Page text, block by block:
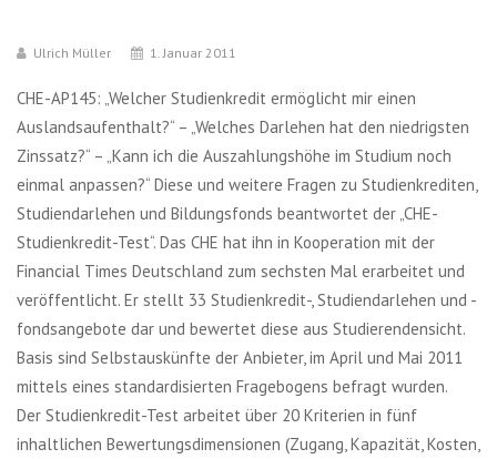
Ulrich Müller 1. Januar 2011
CHE-AP145: „Welcher Studienkredit ermöglicht mir einen
Auslandsaufenthalt?“ – „Welches Darlehen hat den niedrigsten
Zinssatz?“ – „Kann ich die Auszahlungshöhe im Studium noch
einmal anpassen?“ Diese und weitere Fragen zu Studienkrediten,
Studiendarlehen und Bildungsfonds beantwortet der „CHE-
Studienkredit-Test“. Das CHE hat ihn in Kooperation mit der
Financial Times Deutschland zum sechsten Mal erarbeitet und
veröffentlicht. Er stellt 33 Studienkredit-, Studiendarlehen und -
fondsangebote dar und bewertet diese aus Studierendensicht.
Basis sind Selbstauskünfte der Anbieter, im April und Mai 2011
mittels eines standardisierten Fragebogens befragt wurden.
Der Studienkredit-Test arbeitet über 20 Kriterien in fünf
inhaltlichen Bewertungsdimensionen (Zugang, Kapazität, Kosten,